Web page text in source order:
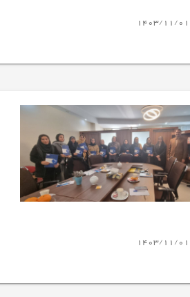
1403/11/01
1403/11/01